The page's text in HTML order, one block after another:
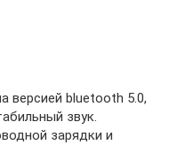
версией bluetooth 5.0,
звук.
зарядки и